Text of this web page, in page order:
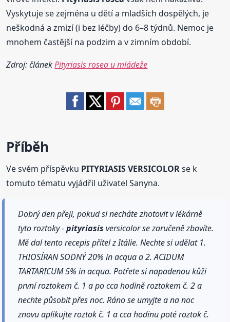
Vyskytuje se zejména u dětí a mladších dospělých, je
neškodná a zmizí (i bez léčby) do 6–8 týdnů. Nemoc je
mnohem častější na podzim a v zimním období.
Zdroj: článekPityriasis rosea u mládeže
Příběh
Ve svém příspěvku PITYRIASIS VERSICOLORse k
tomuto tématu vyjádřil uživatel Sanyna.
Dobrý den přeji, pokud si necháte zhotovit v lékárně
tyto roztoky -pityriasis versicolor se zaručeně zbavíte.
Mě dal tento recepis přítel z Itálie. Nechte si udělat 1.
THIOSÍRAN SODNÝ 20% in acqua a 2. ACIDUM
TARTARICUM 5% in acqua. Potřete si napadenou kůži
první roztokem č. 1 a po cca hodině roztokem č. 2 a
nechte působit přes noc. Ráno se umyjte a na noc
znovu aplikujte roztok č. 1 a cca hodinu poté roztok č.